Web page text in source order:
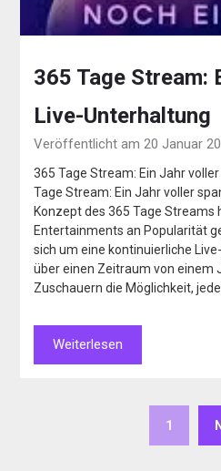
365 Tage Stream:
Live-Unterhaltung
Veröffentlicht am 20 Januar
365 Tage Stream: Ein Jahr
Tage Stream: Ein Jahr voller
Konzept des 365 Tage Streams
Entertainments an Popularität
sich um eine kontinuierliche
über einen Zeitraum von einem
Zuschauern die Möglichkeit,
Weiterlesen
1